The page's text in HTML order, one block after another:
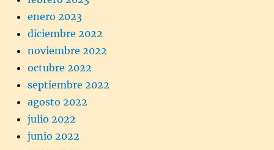
enero 2023
diciembre 2022
noviembre 2022
octubre 2022
septiembre 2022
agosto 2022
julio 2022
junio 2022